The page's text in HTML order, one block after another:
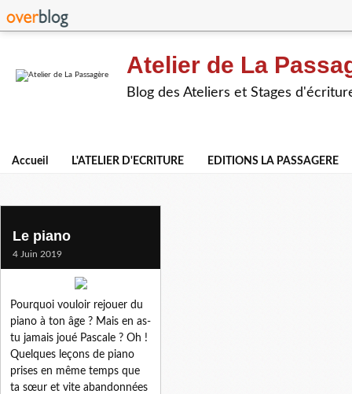
Atelier de La
Blog des Ateliers et Stages
Accueil L'ATELIER D'ECRITURE EDITIONS LA PASSAGERE
le piano
Le piano
4 Juin 2019
Pourquoi vouloir rejouer du
piano à ton âge ? Mais en as-
tu jamais joué Pascale ? Oh !
Quelques leçons de piano
prises en même temps que
ta sœur et vite abandonnées